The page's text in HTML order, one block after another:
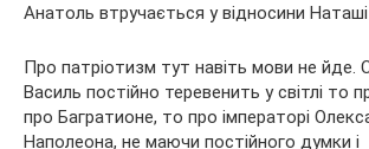
Анатоль втручається у відносини
Про патріотизм тут навіть мови не йде.
Василь постійно теревенить у світлі то
про Багратионе, то про імператорі
Наполеона, не маючи постійного думки і